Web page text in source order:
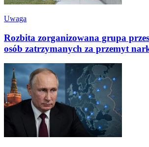
Uwaga
Rozbita zorganizowana grupa
osób zatrzymanych za przemyt